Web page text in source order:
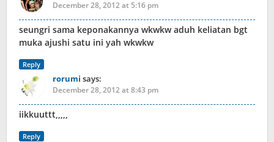
December 28, 2012 at 5:16 pm
seungri sama keponakannya wkwkw aduh keliatan bgt
muka ajushi satu ini yah wkwkw
Reply
rorumi says:
December 28, 2012 at 8:43 pm
iikkuuttt,,,,,
Reply